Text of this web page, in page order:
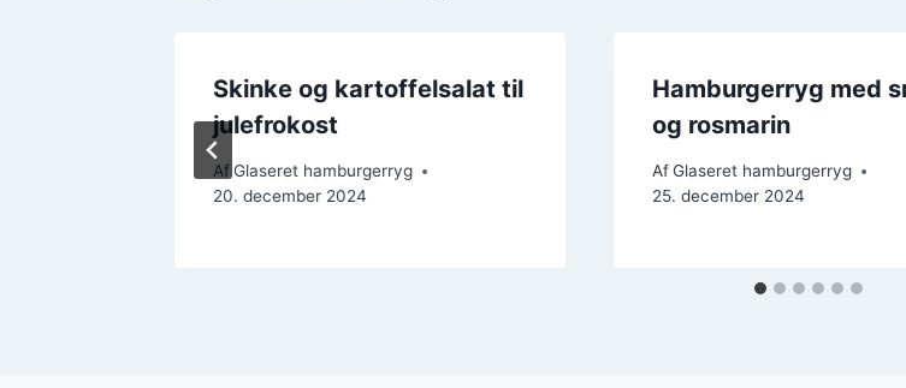
Skinke og kartoffelsalat til
julefrokost
AfGlaseret hamburgerryg
20. december 2024
Hamburgerryg med
og rosmarin
Af Glaseret hamburgerryg
25. december 2024